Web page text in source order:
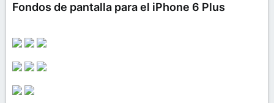
Fondos de pantalla para el iPhone 6 Plus